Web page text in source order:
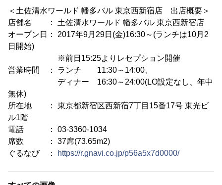
＜土佐清水ワールド 幡多バル 東京西新宿店 出店概要＞
店舗名 ： 土佐清水ワールド 幡多バル 東京西新宿店
オープン日： 2017年9月29日(金)16:30～(ランチは10月2
日開始)
※前日15:25よりレセプション開催
営業時間 ： ランチ 11:30～14:00、
ディナー 16:30～24:00(LO設定なし、年中
無休)
所在地 ： 東京都新宿区西新宿7丁目15番17号 東光ビ
ル1階
電話 ： 03-3360-1034
席数 ： 37席(73.65m2)
ぐるなび ：
https://r.gnavi.co.jp/p56a5x7d0000/